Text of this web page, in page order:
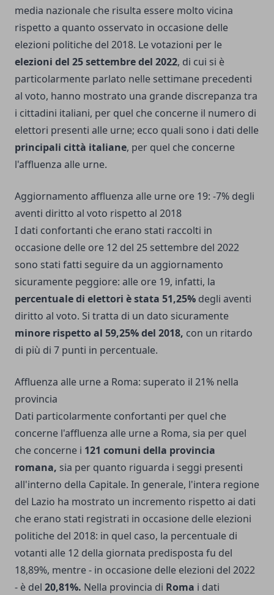
media nazionale che risulta essere molto vicina
rispetto a quanto osservato in occasione delle
elezioni politiche del 2018. Le votazioni per le
elezioni del 25 settembre del 2022, di cui si è
particolarmente parlato nelle settimane precedenti
al voto, hanno mostrato una grande discrepanza tra
i cittadini italiani, per quel che concerne il numero di
elettori presenti alle urne; ecco quali sono i dati delle
principali città italiane, per quel che concerne
l'affluenza alle urne.
Aggiornamento affluenza alle urne ore 19: -7% degli
aventi diritto al voto rispetto al 2018
I dati confortanti che erano stati raccolti in
occasione delle ore 12 del 25 settembre del 2022
sono stati fatti seguire da un aggiornamento
sicuramente peggiore: alle ore 19, infatti, la
percentuale di elettori è stata 51,25% degli aventi
diritto al voto. Si tratta di un dato sicuramente
minore rispetto al 59,25% del 2018, con un ritardo
di più di 7 punti in percentuale.
Affluenza alle urne a Roma: superato il 21% nella
provincia
Dati particolarmente confortanti per quel che
concerne l'affluenza alle urne a Roma, sia per quel
che concerne i 121 comuni della provincia
romana, sia per quanto riguarda i seggi presenti
all'interno della Capitale. In generale, l'intera regione
del Lazio ha mostrato un incremento rispetto ai dati
che erano stati registrati in occasione delle elezioni
politiche del 2018: in quel caso, la percentuale di
votanti alle 12 della giornata predisposta fu del
18,89%, mentre - in occasione delle elezioni del 2022
- è del 20,81%. Nella provincia di Roma i dati